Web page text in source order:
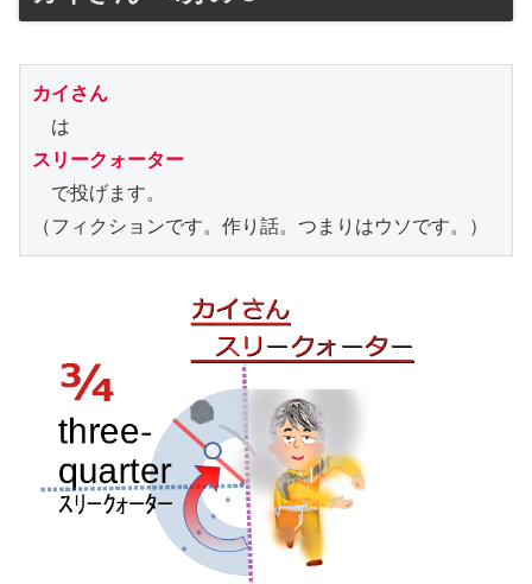
カイさん
スリークォーター
で投げます。
（フィクションです。作り話。つまりはウソです。）